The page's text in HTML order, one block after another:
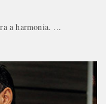
a harmonia. ...